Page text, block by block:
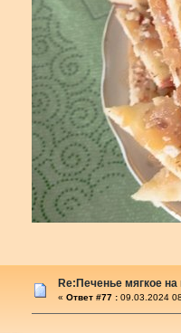
Re:Печенье мягкое
« Ответ #77 : 09.03.2024